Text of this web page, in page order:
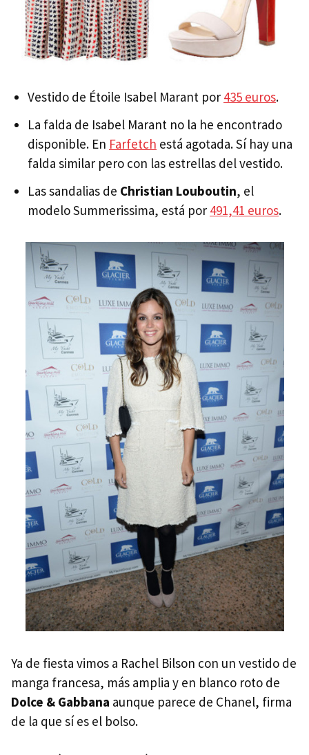
Vestido de Étoile Isabel Marant por 435 euros.
La falda de Isabel Marant no la he encontrado
disponible. En Farfetch está agotada. Sí hay una
falda similar pero con las estrellas del vestido.
Las sandalias de Christian Louboutin, el
modelo Summerissima, está por 491,41 euros.
Ya de fiesta vimos a Rachel Bilson con un vestido de
manga francesa, más amplia y en blanco roto de
Dolce & Gabbana aunque parece de Chanel, firma
de la que sí es el bolso.